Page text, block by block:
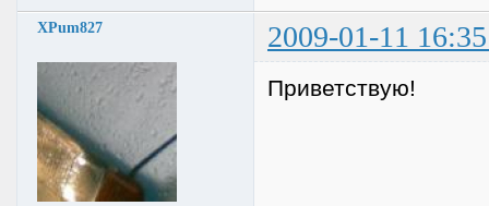
XPum827 2009-01-11
Приветствую!